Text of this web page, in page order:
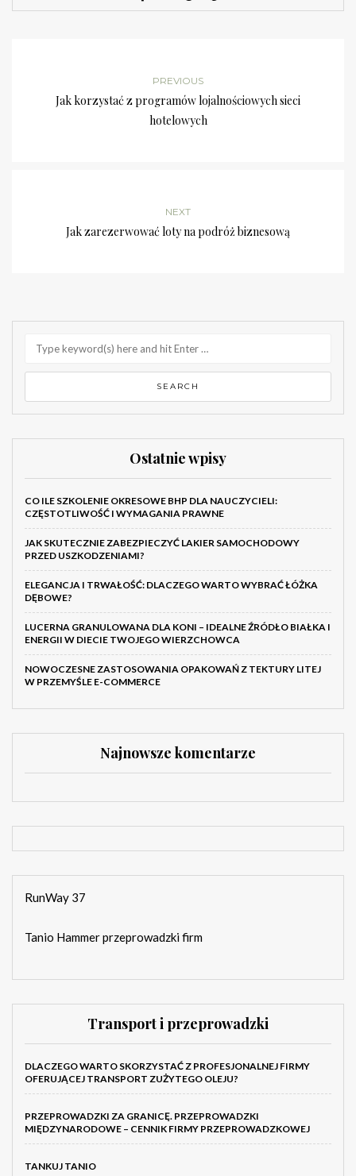
PREVIOUS
Jak korzystać z programów lojalnościowych sieci
hotelowych
NEXT
Jak zarezerwować loty na podróż biznesową
Ostatnie wpisy
CO ILE SZKOLENIE OKRESOWE BHP DLA NAUCZYCIELI:
CZĘSTOTLIWOŚĆ I WYMAGANIA PRAWNE
JAK SKUTECZNIE ZABEZPIECZYĆ LAKIER SAMOCHODOWY
PRZED USZKODZENIAMI?
ELEGANCJA I TRWAŁOŚĆ: DLACZEGO WARTO WYBRAĆ ŁÓŻKA
DĘBOWE?
LUCERNA GRANULOWANA DLA KONI – IDEALNE ŹRÓDŁO BIAŁKA I
ENERGII W DIECIE TWOJEGO WIERZCHOWCA
NOWOCZESNE ZASTOSOWANIA OPAKOWAŃ Z TEKTURY LITEJ
W PRZEMYŚLE E-COMMERCE
Najnowsze komentarze
RunWay 37
Tanio Hammer przeprowadzki firm
Transport i przeprowadzki
DLACZEGO WARTO SKORZYSTAĆ Z PROFESJONALNEJ FIRMY
OFERUJĄCEJ TRANSPORT ZUŻYTEGO OLEJU?
PRZEPROWADZKI ZA GRANICĘ. PRZEPROWADZKI
MIĘDZYNARODOWE – CENNIK FIRMY PRZEPROWADZKOWEJ
TANKUJ TANIO